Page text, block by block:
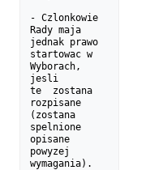
- Czlonkowie
Rady maja
jednak prawo
startowac w
Wyborach,
jesli
te  zostana
rozpisane
(zostana
spelnione
opisane
powyzej
wymagania).